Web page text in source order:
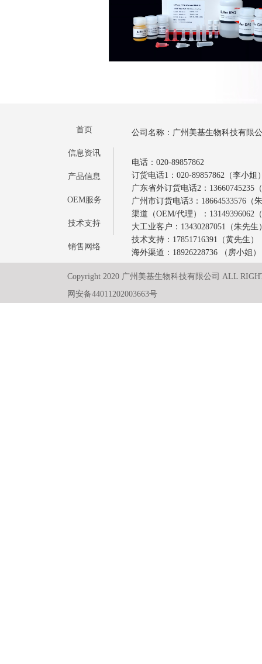
首页
信息资讯
产品信息
OEM服务
技术支持
销售网络
公司名称：广州美基生物科技有限
电话：020-89857862
订货电话1：020-89857862（李小姐
广东省外订货电话2：13660745235
广州市订货电话3：18664533576（
渠道（OEM/代理）：13149396062
大工业客户：13430287051（朱先生
技术支持：17851716391（黄先生）
海外渠道：18926228736 （房小姐）
Copyright 2020 广州美基生物科技有限公司 ALL
网安备44011202003663号